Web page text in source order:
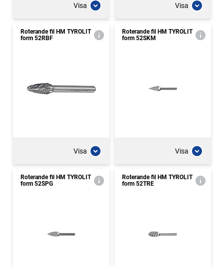
Visa Visa
Roterande fil HM TYROLIT
form 52RBF
Visa
Roterande fil HM TYROLIT
form 52SKM
Visa
Roterande fil HM TYROLIT
form 52SPG
Roterande fil HM TYROLIT
form 52TRE